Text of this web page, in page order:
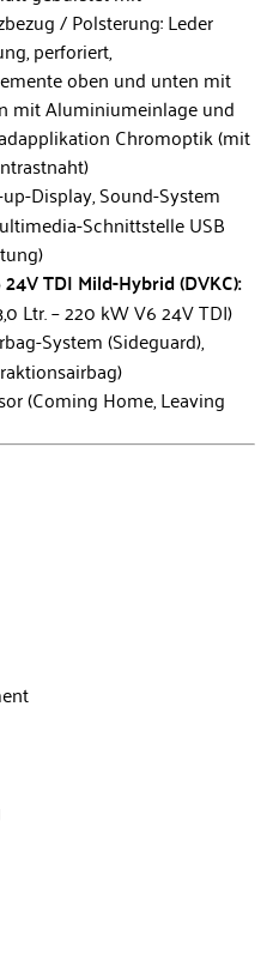
/ Polsterung: Leder
perforiert,
oben und unten mit
mit Aluminiumeinlage und
Chromoptik (mit
Display, Sound-System
Schnittstelle USB
TDI Mild-Hybrid (DVKC):
Ltr. – 220 kW V6 24V TDI)
System (Sideguard),
(Coming Home, Leaving